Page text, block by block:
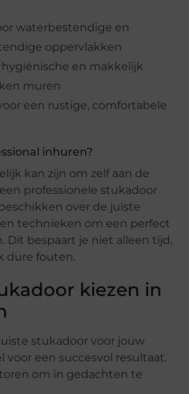
waterbestendige en
oppervlakken
hygiënische en makkelijk
muren
een rustige, comfortabele
inhuren?
kan zijn om zelf aan de
professionele stukadoor
over de juiste
technieken om een perfect
Dit bespaart je niet alleen tijd,
dure fouten.
kiezen in
stukadoor voor jouw
voor een succesvol resultaat.
om in gedachten te